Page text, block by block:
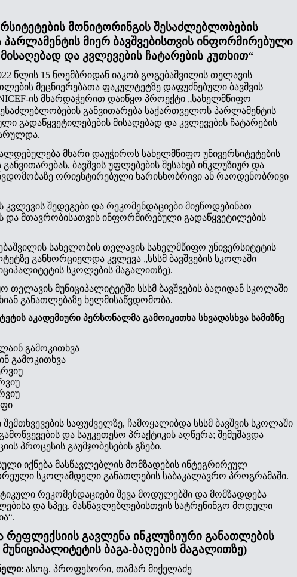
მონიტორინგის შესაძლებლობების
მიერ ბავშვებისთვის ინფორმირებული
და კვლევების ჩატარების კუთხით“
წლის 15 ნოემბრიდან იაკობ გოგებაშვილის თელავის
მეცნიერებათა ფაკულტეტზე დაფუძნებული ბავშვის
ის მხარდაჭერით დაიწყო პროექტი „სახელმწიფო
განვითარება საქართველოს პარლამენტის
გადაწყვეტილებების მისაღებად და კვლევების ჩატარების
მხარი დაუჭიროს სახელმწიფო უნივერსიტეტების
ბავშვის უფლებების შესახებ ინკლუზიურ და
ორიენტირებული ხარისხობრივი ან რაოდენობრივი
კვლევის შედეგები და რეკომენდაციები მიეწოდებინათ
და მთავრობისათვის ინფორმირებული გადაწყვეტილების
სახელობის თელავის სახელმწიფო უნივერსიტეტის
განხორციელდა კვლევა „სსსმ ბავშვების სკოლაში
სკოლების მაგალითზე).
თელავის მუნიციპალიტეტში სსსმ ბავშვების ბაღიდან სკოლაში
განათლებაზე ხელმისაწვდომობა.
აკადემიური პერსონალმა გამოიკითხა სხვადასხვა სამიზნე
გამოკითხვა
გამოკითხვა
საფუძველზე, ჩამოყალიბდა სსსმ ბავშვის სკოლაში
და საუკეთესო პრაქტიკის აღწერა; შემუშავდა
პროცესის გაუმჯობესების გზები.
იქნება მასწავლებლის მომზადების ინტეგრირეულ
სკოლამდელი განათლების საბაკალავრო პროგრამაში.
რეკომენდაციები შევა მოდულებში და მომზადდება
და სპეც. მასწავლებლებისთვის სატრენინგო მოდული
გავლენა ინკლუზიური განათლების
ბაგა-ბაღების მაგალითზე)
: ასოც. პროფესორი, თამარ მიქელაძე